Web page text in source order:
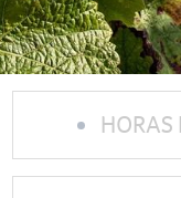
HORAS